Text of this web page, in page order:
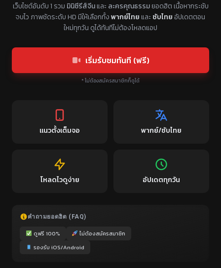
เว็บไซต์อันดับ 1 รวม มินิซีรีส์จีนและ ละครคุณธรรมยอดฮิต เนื้อหากระชับ
จบไว ภาพชัดระดับ HD มีให้เลือกทั้งพากย์ไทยและ ซับไทยอัปเดตตอน
ใหม่ทุกวัน ดูได้ทันทีไม่ต้องโหลดแอป
เริ่มรับชมทันที (ฟรี)
* ไม่ต้องสมัครสมาชิกก็ดูได้
แนวตั้งเต็มจอ พากย์/ซับไทย
โหลดไวดูง่าย อัปเดตทุกวัน
คำถามยอดฮิต (FAQ)
ดูฟรี 100%
ไม่ต้องสมัครสมาชิก
รองรับ iOS/Android